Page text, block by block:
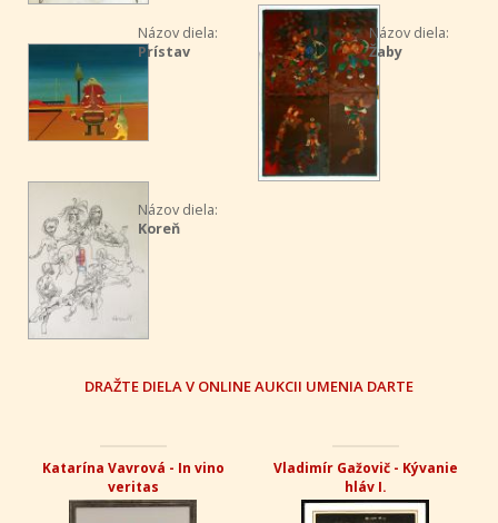
Názov diela:
Prístav
Názov diela:
Žaby
Názov diela:
Koreň
DRAŽTE DIELA V ONLINE AUKCII UMENIA DARTE
Katarína Vavrová - In vino
veritas
Vladimír Gažovič - Kývanie
hláv I.